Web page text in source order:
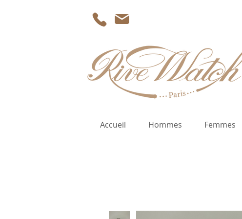
Accueil Hommes Femmes